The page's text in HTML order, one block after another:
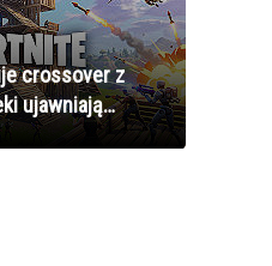
crossover z
ujawniają